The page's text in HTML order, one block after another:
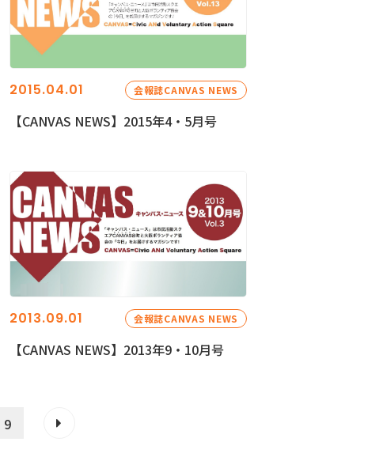
2015.04.01 会報誌CANVAS NEWS
【CANVAS NEWS】2015年4・5月号
2013.09.01 会報誌CANVAS NEWS
【CANVAS NEWS】2013年9・10月号
9